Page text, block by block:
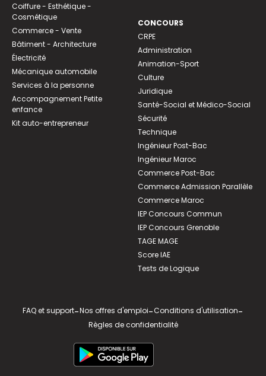
Coiffure - Esthétique -
Cosmétique
Commerce - Vente
Bâtiment - Architecture
Électricité
Mécanique automobile
Services à la personne
Accompagnement Petite
enfance
Kit auto-entrepreneur
CONCOURS
CRPE
Administration
Animation-Sport
Culture
Juridique
Santé-Social et Médico-Social
Sécurité
Technique
Ingénieur Post-Bac
Ingénieur Maroc
Commerce Post-Bac
Commerce Admission Parallèle
Commerce Maroc
IEP Concours Commun
IEP Concours Grenoble
TAGE MAGE
Score IAE
Tests de Logique
FAQ et support-Nos offres d'emploi-Conditions d'utilisation-
Règles de confidentialité